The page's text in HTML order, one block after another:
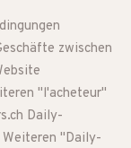
zwischen
"l'acheteur"
Daily-
Weiteren "Daily-